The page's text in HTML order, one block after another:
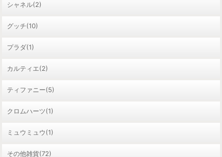
シャネル(2)
グッチ(10)
プラダ(1)
カルティエ(2)
ティファニー(5)
クロムハーツ(1)
ミュウミュウ(1)
その他雑貨(72)